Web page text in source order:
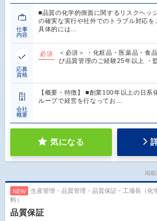
仕事
内容
■品質の化学的側面に関するリスクヘッ
の確実な実行や社外でのトラブル対応を
具体的には…
応募
資格
必須
＜必須＞ ・化粧品・医薬品・食
び品質管理のご経験25年以上 ・
会社
概要
【概要・特徴】 ■創業100年以上の日系
ループで経営を行なってお…
気になる
掲載
NEW
生産管理・品質管理・品質保証・工場長（化
料）
品質保証